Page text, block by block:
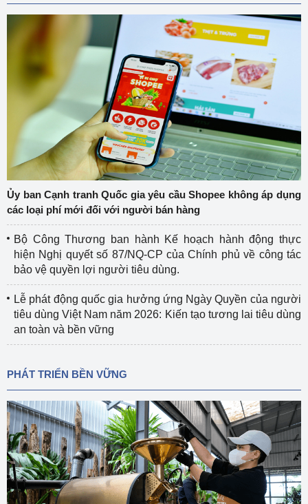
Ủy ban Cạnh tranh Quốc gia yêu cầu Shopee không áp dụng
các loại phí mới đối với người bán hàng
Bộ Công Thương ban hành Kế hoạch hành động thực
hiện Nghị quyết số 87/NQ-CP của Chính phủ về công tác
bảo vệ quyền lợi người tiêu dùng.
Lễ phát động quốc gia hưởng ứng Ngày Quyền của người
tiêu dùng Việt Nam năm 2026: Kiến tạo tương lai tiêu dùng
an toàn và bền vững
PHÁT TRIỂN BỀN VỮNG